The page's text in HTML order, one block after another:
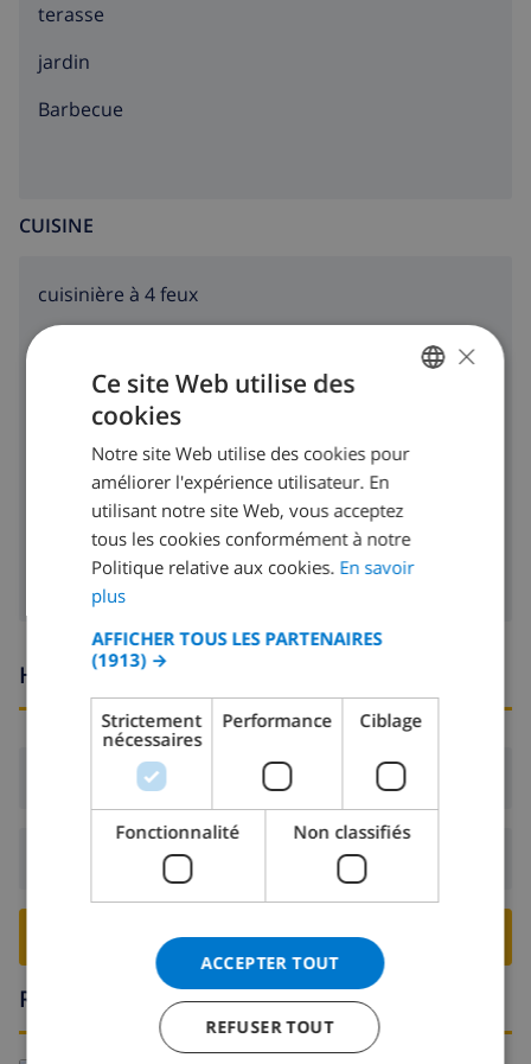
terasse
jardin
barbecue
CUISINE
cuisinière à 4 feux
four
micro ondes
lave-vaisselle
machine à laver
Heures d'arrivée et de départ
Arrivée: De 16:00 avant 19:00
Départ: Avant: 10:00
RESERVER CETTE VILLA ›
Région
DUTCH
SPANISH
GERMAN
DANISH
×
Ce site Web utilise des
cookies
Notre site Web utilise des cookies pour
améliorer l'expérience utilisateur. En
utilisant notre site Web, vous acceptez
tous les cookies conformément à notre
Politique relative aux cookies. En savoir
plus
AFFICHER TOUS LES PARTENAIRES
(1913) →
Strictement
nécessaires
Performance Ciblage
Fonctionnalité Non classifiés
ACCEPTER TOUT
REFUSER TOUT